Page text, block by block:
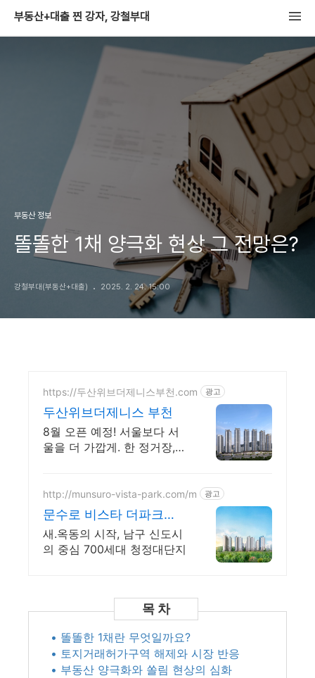
부동산+대출 찐 강자, 강철부대
부동산 정보
똘똘한 1채 양극화 현상 그 전망은?
강철부대(부동산+대출) 2025. 2. 24. 15:00
https://두산위브더제니스부천.com 광고
두산위브더제니스 부천
8월 오픈 예정! 서울보다 서
울을 더 가깝게. 한 정거장,
http://munsuro-vista-park.com/m 광고
문수로 비스타 더파크
OPEN 예정
새.옥동의 시작, 남구 신도시
의 중심 700세대 청정대단지
• 똘똘한 1채란 무엇일까요?
• 토지거래허가구역 해제와 시장 반응
• 부동산 양극화와 쏠림 현상의 심화